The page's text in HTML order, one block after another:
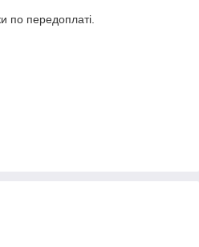
по передоплаті.